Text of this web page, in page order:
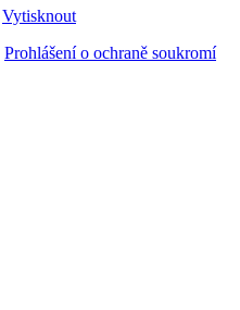
Vytisknout
Prohlášení o ochraně soukromí